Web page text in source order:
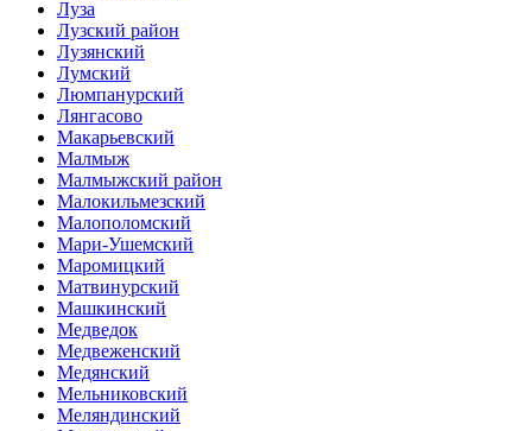
Луза
Лузский район
Лузянский
Лумский
Люмпанурский
Лянгасово
Макарьевский
Малмыж
Малмыжский район
Малокильмезский
Малополомский
Мари-Ушемский
Маромицкий
Матвинурский
Машкинский
Медведок
Медвеженский
Медянский
Мельниковский
Меляндинский